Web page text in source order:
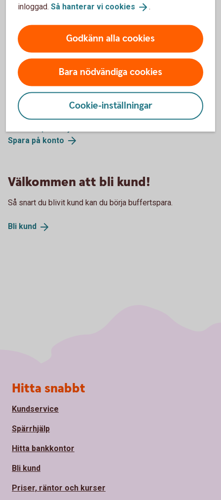
Arturo Arques, privatekonom Swedbank och
När du fått ihop till en buffert
Har du redan en buffert på plats? Då kan du börja
månadsspara i fonder eller spara på konto.
Spara på konto
Välkommen att bli kund!
Så snart du blivit kund kan du börja buffertspara.
Bli kund
inloggad. Så hanterar vi cookies .
Godkänn alla cookies
Bara nödvändiga cookies
Cookie-inställningar
Sidfot
Hitta snabbt
Kundservice
Spärrhjälp
Hitta bankkontor
Bli kund
Priser, räntor och kurser